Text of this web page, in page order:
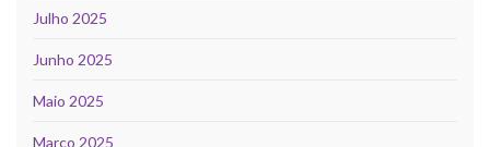
Julho 2025
Junho 2025
Maio 2025
Março 2025